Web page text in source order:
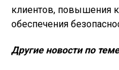
клиентов, повышения
обеспечения
Другие новости по